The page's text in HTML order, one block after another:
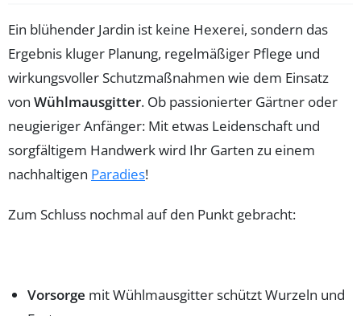
Ein blühender Jardin ist keine Hexerei, sondern das
Ergebnis kluger Planung, regelmäßiger Pflege und
wirkungsvoller Schutzmaßnahmen wie dem Einsatz
von Wühlmausgitter. Ob passionierter Gärtner oder
neugieriger Anfänger: Mit etwas Leidenschaft und
sorgfältigem Handwerk wird Ihr Garten zu einem
nachhaltigen Paradies!
Zum Schluss nochmal auf den Punkt gebracht:
Vorsorge mit Wühlmausgitter schützt Wurzeln und